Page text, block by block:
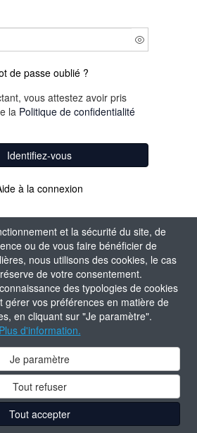
et la sécurité du site, de
ou de vous faire bénéficier de
nous utilisons des cookies, le cas
de votre consentement.
des typologies de cookies
gérer vos préférences en matière de
en cliquant sur "Je paramètre".
Plus d'information.
Je paramètre
Tout refuser
Tout accepter
de passe oublié ?
vous attestez avoir pris
la Politique de confidentialité
Identifiez-vous
à la connexion